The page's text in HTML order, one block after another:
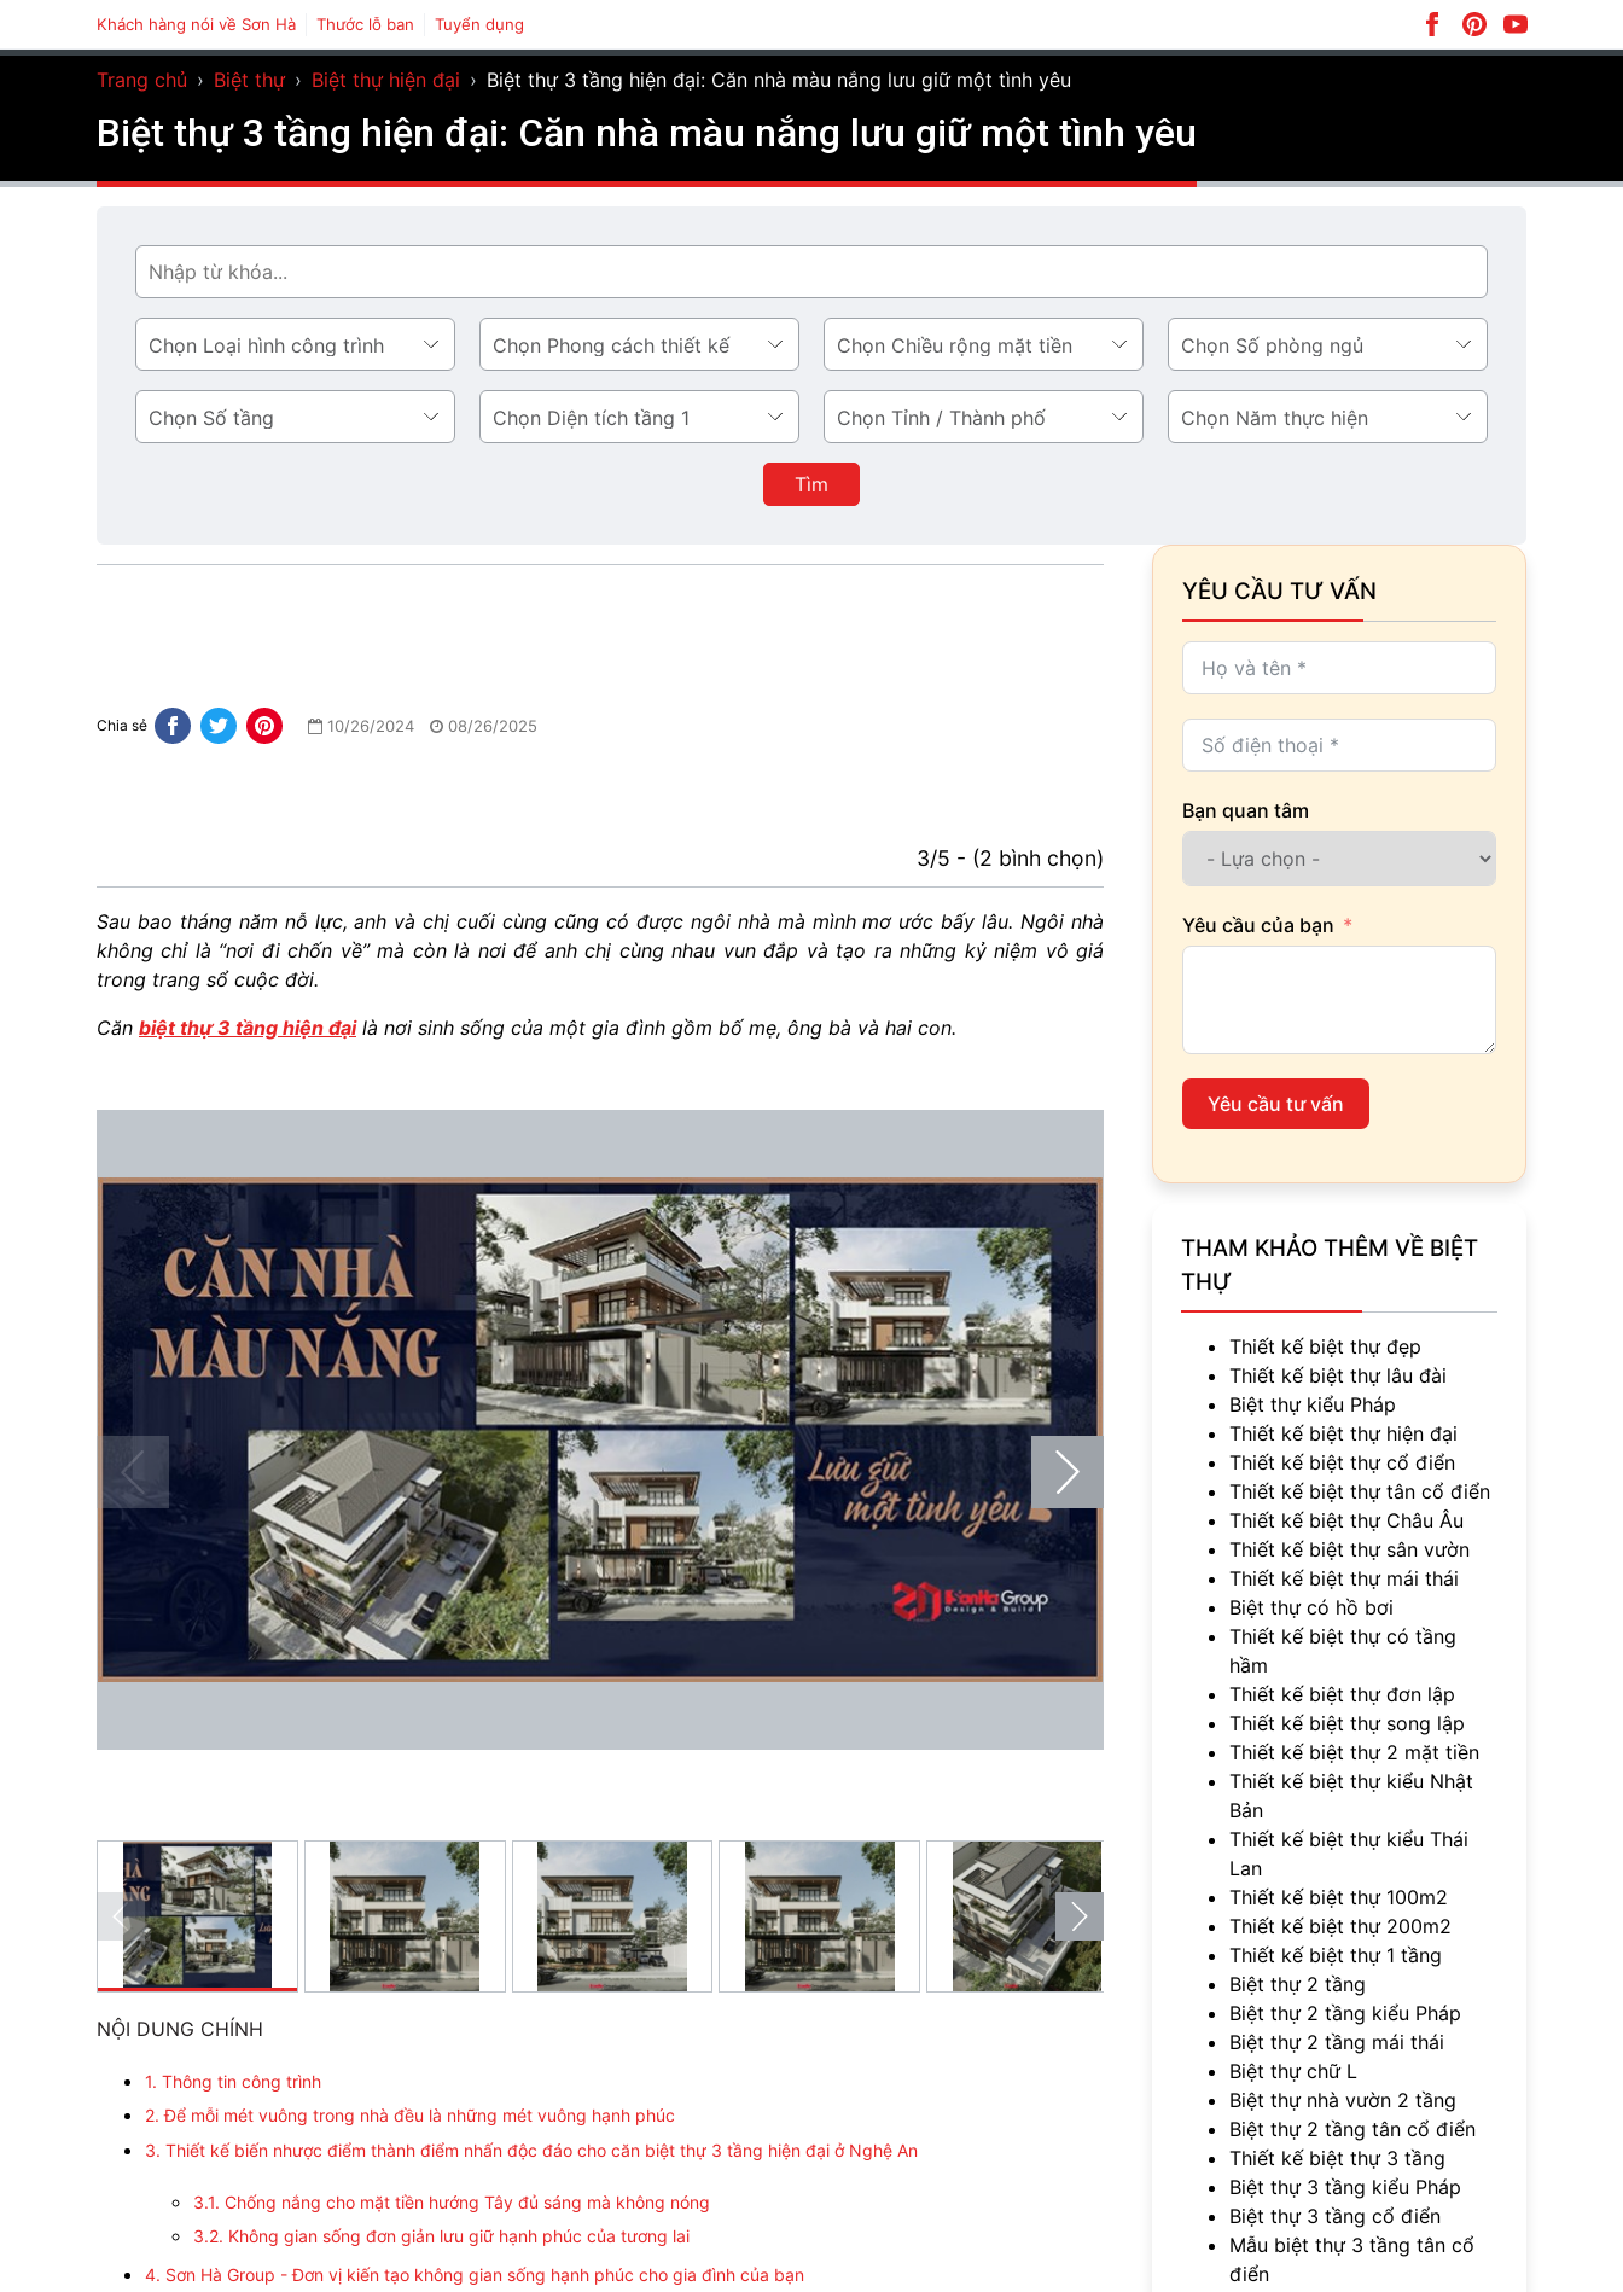
Khách hàng nói về Sơn Hà Thước lỗ ban Tuyển dụng
Trang chủ › Biệt thự › Biệt thự hiện đại › Biệt thự 3 tầng hiện đại: Căn nhà màu nắng lưu giữ một tình yêu
Biệt thự 3 tầng hiện đại: Căn nhà màu nắng lưu giữ một tình yêu
Tìm
Loại
hình
công
trình
Phong
cách
thiết
kế
Chiều
rộng
mặt
tiền
Số
phòng
ngủ
Số
tầng
Diện
tích
Tỉnh
/
Thành
phố
Năm
thực
Tìm
Chia sẻ 10/26/2024 08/26/2025
3/5 - (2 bình chọn)
Sau bao tháng năm nỗ lực, anh và chị cuối cùng cũng có được ngôi nhà mà mình mơ ước bấy lâu. Ngôi nhà
không chỉ là “nơi đi chốn về” mà còn là nơi để anh chị cùng nhau vun đắp và tạo ra những kỷ niệm vô giá
trong trang sổ cuộc đời.
Căn biệt thự 3 tầng hiện đạilà nơi sinh sống của một gia đình gồm bố mẹ, ông bà và hai con.
NỘI DUNG CHÍNH
1. Thông tin công trình
2. Để mỗi mét vuông trong nhà đều là những mét vuông hạnh phúc
3. Thiết kế biến nhược điểm thành điểm nhấn độc đáo cho căn biệt thự 3 tầng hiện đại ở Nghệ An
3.1. Chống nắng cho mặt tiền hướng Tây đủ sáng mà không nóng
3.2. Không gian sống đơn giản lưu giữ hạnh phúc của tương lai
4. Sơn Hà Group - Đơn vị kiến tạo không gian sống hạnh phúc cho gia đình của bạn
YÊU CẦU TƯ VẤN
Bạn quan tâm
Yêu cầu của bạn
Yêu cầu tư vấn
THAM KHẢO THÊM VỀ BIỆT
THỰ
Thiết kế biệt thự đẹp
Thiết kế biệt thự lâu đài
Biệt thự kiểu Pháp
Thiết kế biệt thự hiện đại
Thiết kế biệt thự cổ điển
Thiết kế biệt thự tân cổ điển
Thiết kế biệt thự Châu Âu
Thiết kế biệt thự sân vườn
Thiết kế biệt thự mái thái
Biệt thự có hồ bơi
Thiết kế biệt thự có tầng
hầm
Thiết kế biệt thự đơn lập
Thiết kế biệt thự song lập
Thiết kế biệt thự 2 mặt tiền
Thiết kế biệt thự kiểu Nhật
Bản
Thiết kế biệt thự kiểu Thái
Lan
Thiết kế biệt thự 100m2
Thiết kế biệt thự 200m2
Thiết kế biệt thự 1 tầng
Biệt thự 2 tầng
Biệt thự 2 tầng kiểu Pháp
Biệt thự 2 tầng mái thái
Biệt thự chữ L
Biệt thự nhà vườn 2 tầng
Biệt thự 2 tầng tân cổ điển
Thiết kế biệt thự 3 tầng
Biệt thự 3 tầng kiểu Pháp
Biệt thự 3 tầng cổ điển
Mẫu biệt thự 3 tầng tân cổ
điển